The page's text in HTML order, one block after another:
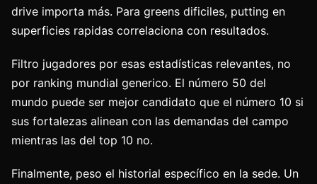
drive importa más. Para greens dificiles, putting en
superficies rapidas correlaciona con resultados.
Filtro jugadores por esas estadísticas relevantes, no
por ranking mundial generico. El número 50 del
mundo puede ser mejor candidato que el número 10 si
sus fortalezas alinean con las demandas del campo
mientras las del top 10 no.
Finalmente, peso el historial específico en la sede. Un